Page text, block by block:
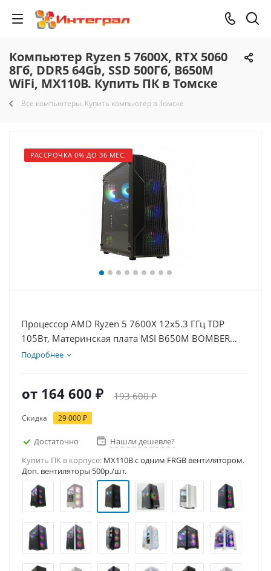
Компьютер Ryzen 5 7600X, RTX 5060
8Гб, DDR5 64Gb, SSD 500Гб, B650M
WiFi, MX110B. Купить ПК в Томске
Все компьютеры. Купить компьютер в Томске
РАССРОЧКА 0% ДО 36 МЕС.
Процессор AMD Ryzen 5 7600X 12x5.3 ГГц TDP
105Вт, Материнская плата MSI B650M BOMBER
WIFI, Видеокарта RTX 5060 8Гб, Память
Подробнее
от 164 600 ₽ 193 600 ₽
Скидка 29 000 ₽
Достаточно
Нашли дешевле?
Купить ПК в корпусе: MX110B c одним FRGB вентилятором.
Доп. вентиляторы 500р./шт.